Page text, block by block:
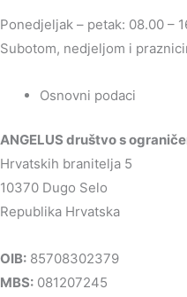
Ponedjeljak – petak: 08.00 –
Subotom, nedjeljom i
Osnovni podaci
ANGELUS društvo s
Hrvatskih branitelja 5
10370 Dugo Selo
Republika Hrvatska
OIB: 85708302379
MBS: 081207245